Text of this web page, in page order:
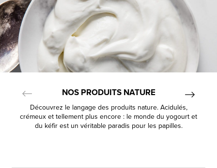
NOS PRODUITS NATURE
Découvrez le langage des produits nature. Acidulés,
crémeux et tellement plus encore : le monde du yogourt et
du kéfir est un véritable paradis pour les papilles.